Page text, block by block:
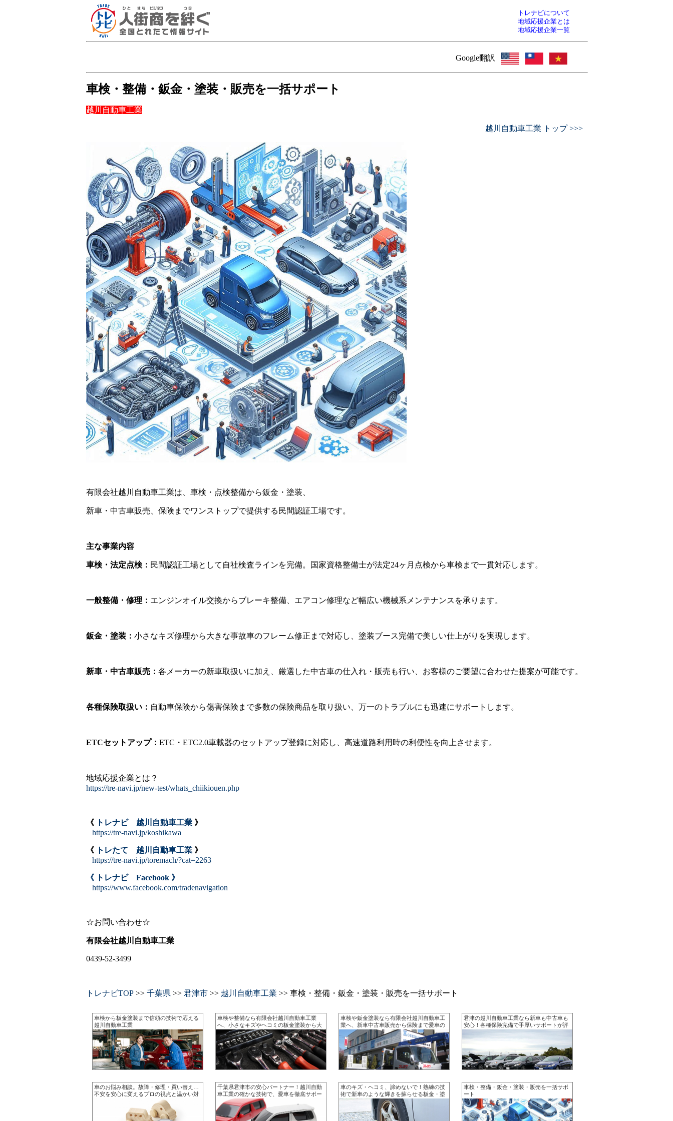
トレナビについて
地域応援企業とは
地域応援企業一覧
Google翻訳
車検・整備・鈑金・塗装・販売を一括サポート
越川自動車工業
越川自動車工業 トップ >>>
有限会社越川自動車工業は、車検・点検整備から鈑金・塗装、
新車・中古車販売、保険までワンストップで提供する民間認証工場です。
主な事業内容
車検・法定点検： 民間認証工場として自社検査ラインを完備。国家資格整備士が法定24ヶ月点検から車検まで一貫対応します。
一般整備・修理： エンジンオイル交換からブレーキ整備、エアコン修理など幅広い機械系メンテナンスを承ります。
鈑金・塗装： 小さなキズ修理から大きな事故車のフレーム修正まで対応し、塗装ブース完備で美しい仕上がりを実現します。
新車・中古車販売： 各メーカーの新車取扱いに加え、厳選した中古車の仕入れ・販売も行い、お客様のご要望に合わせた提案が可能です。
各種保険取扱い： 自動車保険から傷害保険まで多数の保険商品を取り扱い、万一のトラブルにも迅速にサポートします。
ETCセットアップ： ETC・ETC2.0車載器のセットアップ登録に対応し、高速道路利用時の利便性を向上させます。
地域応援企業とは？
https://tre-navi.jp/new-test/whats_chiikiouen.php
《 トレナビ 越川自動車工業 》
https://tre-navi.jp/koshikawa
《 トレたて 越川自動車工業 》
https://tre-navi.jp/toremach/?cat=2263
《 トレナビ Facebook 》
https://www.facebook.com/tradenavigation
☆お問い合わせ☆
有限会社越川自動車工業
0439-52-3499
トレナビTOP >> 千葉県 >> 君津市 >> 越川自動車工業 >> 車検・整備・鈑金・塗装・販売を一括サポート
車検から板金塗装まで信頼の技術で応える
越川自動車工業
車検や整備なら有限会社越川自動車工業
へ、小さなキズやヘコミの板金塗装から大
きな修理まで幅広く対応いたします
車検や鈑金塗装なら有限会社越川自動車工
業へ、新車中古車販売から保険まで愛車の
不調を気軽にご相談ください
君津の越川自動車工業なら新車も中古車も
安心！各種保険完備で手厚いサポートが評
判の、理想の一台と出会える地元のパート
ナー
車のお悩み相談。故障・修理・買い替え…
不安を安心に変えるプロの視点と温かい対
応で、あなたのカーライフを徹底サポー
千葉県君津市の安心パートナー！越川自動
車工業の確かな技術で、愛車を徹底サポー
車のキズ・ヘコミ、諦めないで！熟練の技
術で新車のような輝きを蘇らせる板金・塗
装
車検・整備・鈑金・塗装・販売を一括サポ
ート